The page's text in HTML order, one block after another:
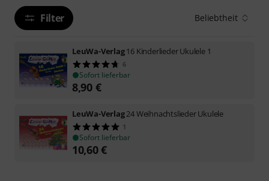
Filter Beliebtheit
LeuWa-Verlag16 Kinderlieder Ukulele 1
6
Sofort lieferbar
8,90 €
LeuWa-Verlag24 Weihnachtslieder Ukulele
1
Sofort lieferbar
10,60€